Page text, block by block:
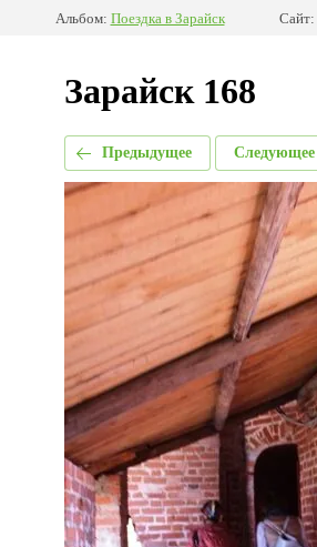
Альбом: Поездка в Зарайск Сайт:
Зарайск 168
Предыдущее Следующее